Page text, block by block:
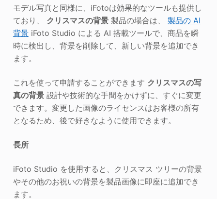
モデル写真と同様に、iFotoは効果的なツールも提供し
ており、 クリスマスの背景製品の場合は、 製品の AI
背景iFoto Studio による AI 搭載ツールで、商品を瞬
時に検出し、背景を削除して、新しい背景を追加でき
ます。
これを使って申請することができます クリスマスの写
真の背景設計や技術的な手間をかけずに、すぐに変更
できます。変更した画像のライセンスはお客様の所有
となるため、後で好きなように使用できます。
長所
iFoto Studio を使用すると、クリスマス ツリーの背景
やその他のお祝いの背景を製品画像に即座に追加でき
ます。